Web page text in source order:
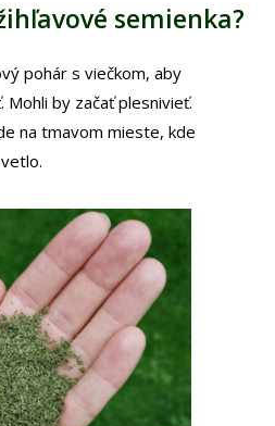
semienka?
pohár s viečkom, aby
Mohli by začať plesnivieť.
na tmavom mieste, kde